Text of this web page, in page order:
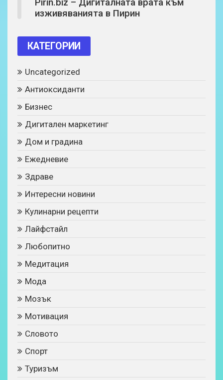
Pirin.biz – Дигиталната врата към
изживяванията в Пирин
КАТЕГОРИИ
Uncategorized
Антиоксиданти
Бизнес
Дигитален маркетинг
Дом и градина
Ежедневие
Здраве
Интересни новини
Кулинарни рецепти
Лайфстайл
Любопитно
Медитация
Мода
Мозък
Мотивация
Словото
Спорт
Туризъм